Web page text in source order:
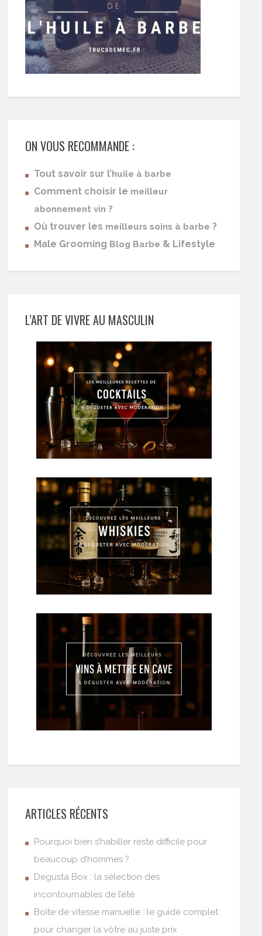
ON VOUS RECOMMANDE :
Tout savoir sur l’huile à barbe
Comment choisir le meilleur
abonnement vin ?
Où trouver les meilleurs soins à barbe ?
Male Grooming Blog Barbe & Lifestyle
L’ART DE VIVRE AU MASCULIN
ARTICLES RÉCENTS
Pourquoi bien s’habiller reste difficile pour
beaucoup d’hommes ?
Degusta Box : la sélection des
incontournables de l’été
Boîte de vitesse manuelle : le guide complet
pour changer la vôtre au juste prix